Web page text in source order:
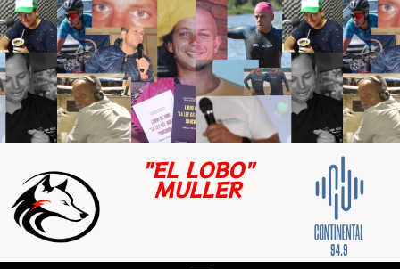
"EL LOBO"
MULLER